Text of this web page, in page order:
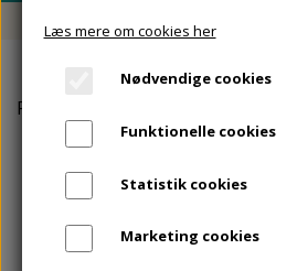
SHOP
FODCREMER
NEGLESVAMP
REDSKABER TIL FODPLEJE
FODFILE OG
SÅLER, FODINDLÆG OG
APOFYSITIS CALCANEI/
MÆRKER
Fri fragt fra 499 DKK -
Forside
Læs mere om cookies her
Nødvendige cookies
Funktionelle cookies
Statistik cookies
Marketing cookies